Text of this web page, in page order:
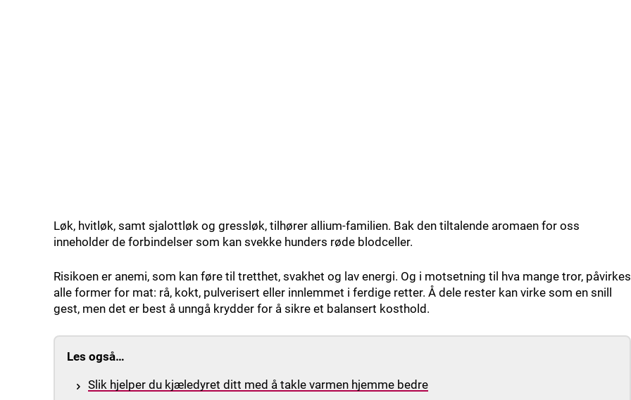
Løk, hvitløk, samt sjalottløk og gressløk, tilhører allium-familien. Bak den tiltalende aromaen for oss
inneholder de forbindelser som kan svekke hunders røde blodceller.
Risikoen er anemi, som kan føre til tretthet, svakhet og lav energi. Og i motsetning til hva mange tror, påvirkes
alle former for mat: rå, kokt, pulverisert eller innlemmet i ferdige retter. Å dele rester kan virke som en snill
gest, men det er best å unngå krydder for å sikre et balansert kosthold.
Les også…
Slik hjelper du kjæledyret ditt med å takle varmen hjemme bedre